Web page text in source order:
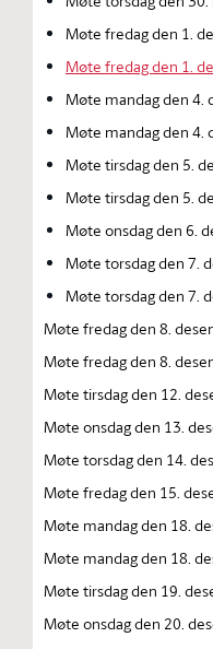
Møte fredag den 1.
Møte fredag den 1.
Møte mandag den 4.
Møte mandag den 4.
Møte tirsdag den 5.
Møte tirsdag den 5.
Møte onsdag den 6.
Møte torsdag den 7.
Møte torsdag den 7.
Møte fredag den 8.
Møte fredag den 8.
Møte tirsdag den 12.
Møte onsdag den 13.
Møte torsdag den 14.
Møte fredag den 15.
Møte mandag den 18.
Møte mandag den 18.
Møte tirsdag den 19.
Møte onsdag den 20.